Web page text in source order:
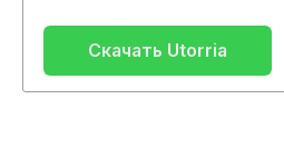
Скачать Utorria